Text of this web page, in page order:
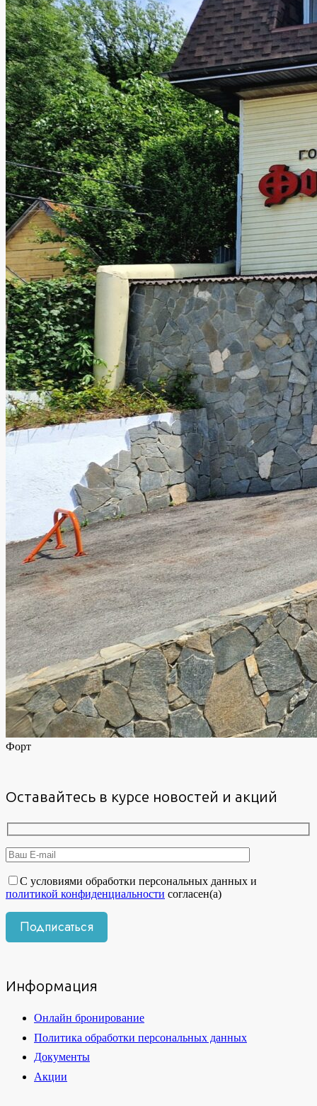
Форт
Оставайтесь в курсе новостей и акций
С условиями обработки персональных данных и
политикой конфиденциальности согласен(а)
Информация
Онлайн бронирование
Политика обработки персональных данных
Документы
Акции